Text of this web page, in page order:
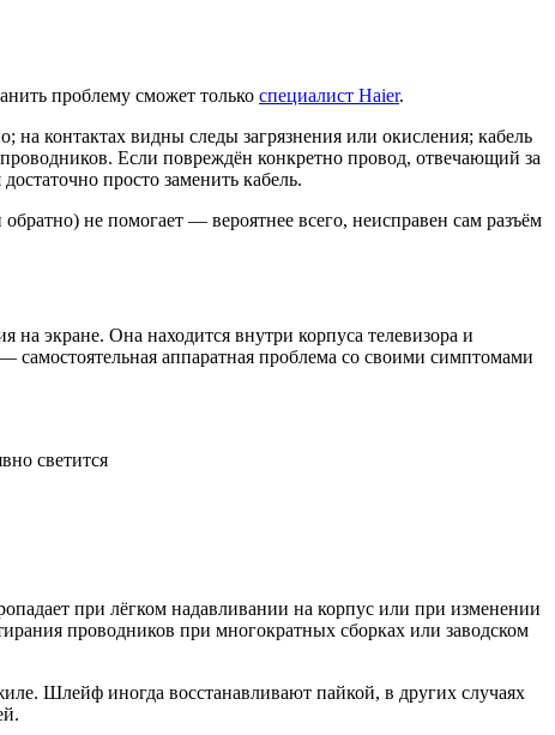
проблему сможет только специалист Haier.
контактах видны следы загрязнения или окисления; кабель
Если повреждён конкретно провод, отвечающий за
просто заменить кабель.
не помогает — вероятнее всего, неисправен сам разъём
экране. Она находится внутри корпуса телевизора и
аппаратная проблема со своими симптомами
светится
при лёгком надавливании на корпус или при изменении
проводников при многократных сборках или заводском
Шлейф иногда восстанавливают пайкой, в других случаях